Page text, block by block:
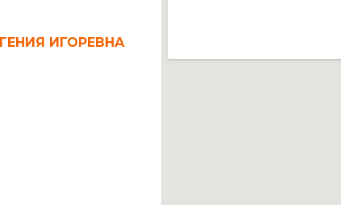
ИГОРЕВНА